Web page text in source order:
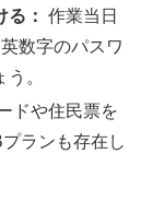
： 作業当日
数字のパスワ
。
ドや住民票を
ランも存在し